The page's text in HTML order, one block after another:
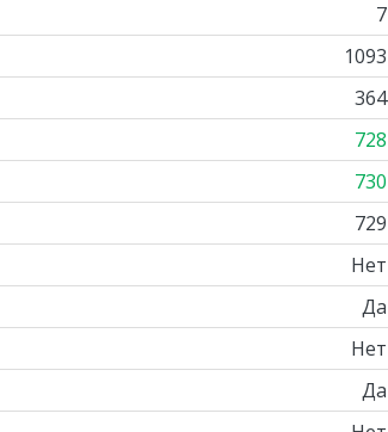
7
1093
364
728
730
729
Нет
Да
Нет
Да